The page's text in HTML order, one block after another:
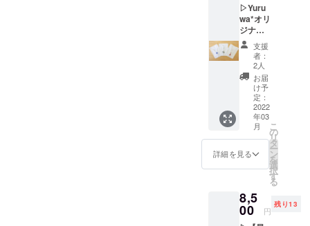
営業時間：
平日 10:00〜
18:00 (土日
祝、年末年
※お問い合わ
せから3営業
日以内にご
返信させて
いただきま
※ ご質問に
よってはお
▷Yuru
wa*オリ
ジナル
「江戸
切子T
シャ
ツ」 1
着プラ
容 ・
Yuruwa
*オリジ
ナル
「江戸
切子T
シャ
着 ※
お好み
の柄と
支援
者：
2人
お届
け予
定：
2022
年03
月
詳細を見る
こ
の
リ
タ
ー
ン
を
選
択
す
る
8,5
00 円
残り13